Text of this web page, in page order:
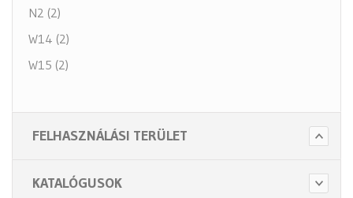
N2 (2)
W14 (2)
W15 (2)
FELHASZNÁLÁSI TERÜLET
KATALÓGUSOK